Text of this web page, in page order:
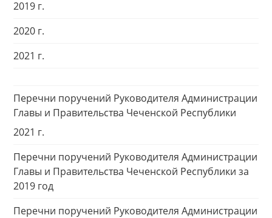
2019 г.
2020 г.
2021 г.
Перечни поручений Руководителя Администрации
Главы и Правительства Чеченской Республики
2021 г.
Перечни поручений Руководителя Администрации
Главы и Правительства Чеченской Республики за
2019 год
Перечни поручений Руководителя Администрации